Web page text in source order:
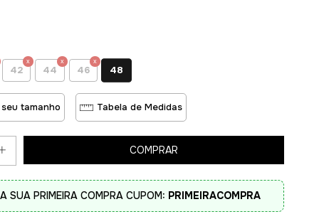
42 44 46 48
tamanho Tabela de Medidas
SUA PRIMEIRA COMPRA CUPOM: PRIMEIRACOMPRA